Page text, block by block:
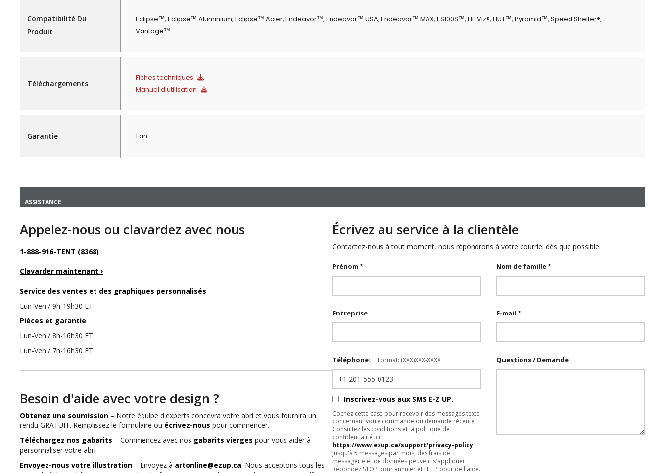
Compatibilité Du
Produit
Eclipse™, Eclipse™ Aluminium, Eclipse™ Acier, Endeavor™, Endeavor™ USA, Endeavor™ MAX, ES100S™, Hi-Viz®, HUT™, Pyramid™, Speed Shelter®,
Vantage™
Téléchargements
Fiches techniques
Manuel d'utilisation
Garantie 1 an
ASSISTANCE
Appelez-nous ou clavardez avec nous
1-888-916-TENT (8368)
Clavarder maintenant ›
Service des ventes et des graphiques personnalisés
Lun-Ven / 9h-19h30 ET
Pièces et garantie
Lun-Ven / 8h-16h30 ET
Lun-Ven / 7h-16h30 ET
Besoin d'aide avec votre design ?
Obtenez une soumission – Notre équipe d'experts concevra votre abri et vous fournira un
rendu GRATUIT. Remplissez le formulaire ou écrivez-nous pour commencer.
Téléchargez nos gabarits – Commencez avec nos gabarits vierges pour vous aider à
personnaliser votre abri.
Envoyez-nous votre illustration – Envoyez à artonline@ezup.ca. Nous acceptons tous les
Écrivez au service à la clientèle
Contactez-nous à tout moment, nous répondrons à votre courriel dès que possible.
Prénom * Nom de famille *
Entreprise E-mail *
Téléphone: Format: (XXX)XXX-XXXX
Inscrivez-vous aux SMS E-Z UP.
Cochez cette case pour recevoir des messages texte
concernant votre commande ou demande récente.
Consultez les conditions et la politique de
confidentialité ici :
https://www.ezup.ca/support/privacy-policy.
Jusqu'à 5 messages par mois; des frais de
messagerie et de données peuvent s'appliquer.
Répondez STOP pour annuler et HELP pour de l'aide.
Questions / Demande